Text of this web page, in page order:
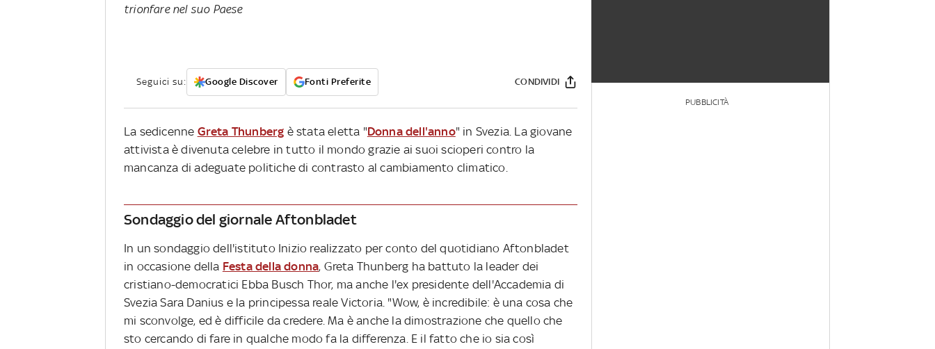
trionfare nel suo Paese
Seguici su: Google Discover Fonti Preferite CONDIVIDI
La sedicenne Greta Thunberg è stata eletta "Donna dell'anno" in Svezia. La giovane
attivista è divenuta celebre in tutto il mondo grazie ai suoi scioperi contro la
mancanza di adeguate politiche di contrasto al cambiamento climatico.
Sondaggio del giornale Aftonbladet
In un sondaggio dell'istituto Inizio realizzato per conto del quotidiano Aftonbladet
in occasione della Festa della donna, Greta Thunberg ha battuto la leader dei
cristiano-democratici Ebba Busch Thor, ma anche l'ex presidente dell'Accademia di
Svezia Sara Danius e la principessa reale Victoria. "Wow, è incredibile: è una cosa che
mi sconvolge, ed è difficile da credere. Ma è anche la dimostrazione che quello che
sto cercando di fare in qualche modo fa la differenza. E il fatto che io sia così
PUBBLICITÀ